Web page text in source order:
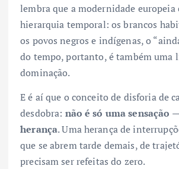
lembra que a modernidade
hierarquia temporal: os brancos
os povos negros e indígenas, o
do tempo, portanto, é também uma
dominação.
E é aí que o conceito de disforia de
desdobra: não é só uma sensação
herança. Uma herança de
que se abrem tarde demais, de
precisam ser refeitas do zero.